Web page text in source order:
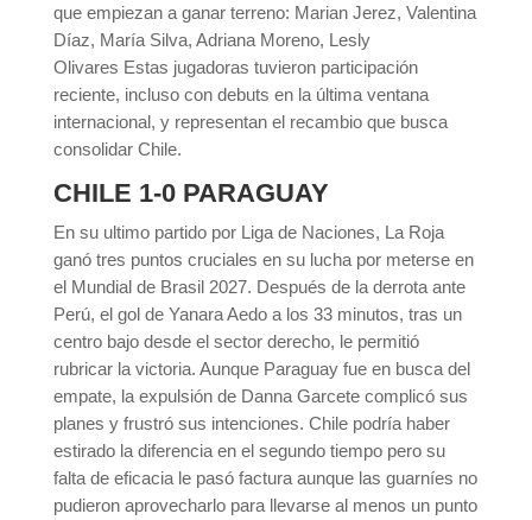
que empiezan a ganar terreno: Marian Jerez, Valentina
Díaz, María Silva, Adriana Moreno, Lesly
Olivares Estas jugadoras tuvieron participación
reciente, incluso con debuts en la última ventana
internacional, y representan el recambio que busca
consolidar Chile.
CHILE 1-0 PARAGUAY
En su ultimo partido por Liga de Naciones, La Roja
ganó tres puntos cruciales en su lucha por meterse en
el Mundial de Brasil 2027. Después de la derrota ante
Perú, el gol de Yanara Aedo a los 33 minutos, tras un
centro bajo desde el sector derecho, le permitió
rubricar la victoria. Aunque Paraguay fue en busca del
empate, la expulsión de Danna Garcete complicó sus
planes y frustró sus intenciones. Chile podría haber
estirado la diferencia en el segundo tiempo pero su
falta de eficacia le pasó factura aunque las guarníes no
pudieron aprovecharlo para llevarse al menos un punto